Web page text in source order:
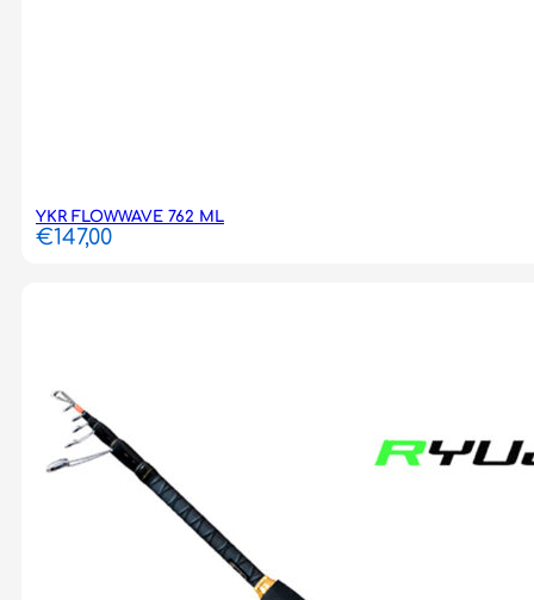
YKR FLOWWAVE 762 ML
€147,00